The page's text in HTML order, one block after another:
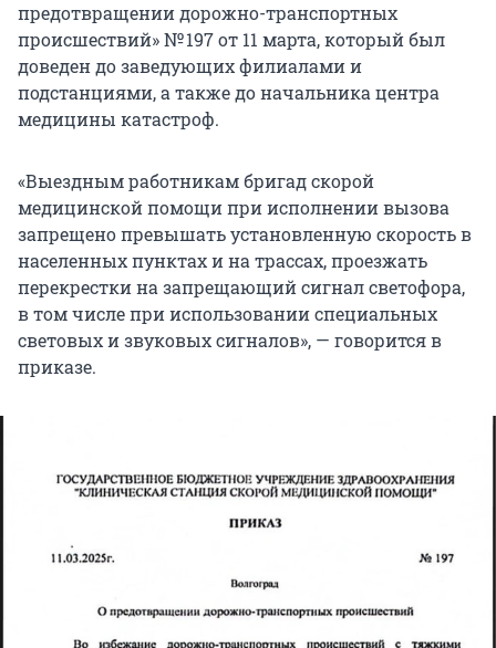
предотвращении дорожно-транспортных
происшествий» № 197 от 11 марта, который был
доведен до заведующих филиалами и
подстанциями, а также до начальника центра
медицины катастроф.
«Выездным работникам бригад скорой
медицинской помощи при исполнении вызова
запрещено превышать установленную скорость в
населенных пунктах и на трассах, проезжать
перекрестки на запрещающий сигнал светофора,
в том числе при использовании специальных
световых и звуковых сигналов», — говорится в
приказе.